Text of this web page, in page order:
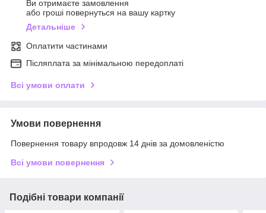
Ви отримаєте замовлення
або гроші повернуться на вашу картку
Детальніше
Оплатити частинами
Післяплата за мінімальною передоплаті
Всі умови оплати
Умови повернення
Повернення товару впродовж 14 днів за домовленістю
Всі умови повернення
Подібні товари компанії